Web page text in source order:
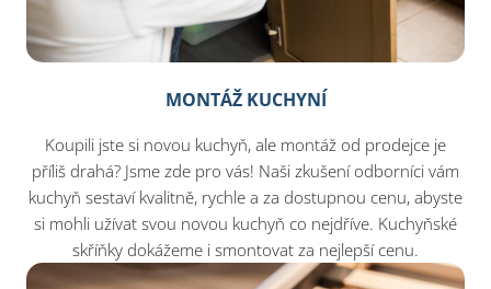
MONTÁŽ KUCHYNÍ
Koupili jste si novou kuchyň, ale montáž od prodejce je
příliš drahá? Jsme zde pro vás! Naši zkušení odborníci vám
kuchyň sestaví kvalitně, rychle a za dostupnou cenu, abyste
si mohli užívat svou novou kuchyň co nejdříve. Kuchyňské
skříňky dokážeme i smontovat za nejlepší cenu.​